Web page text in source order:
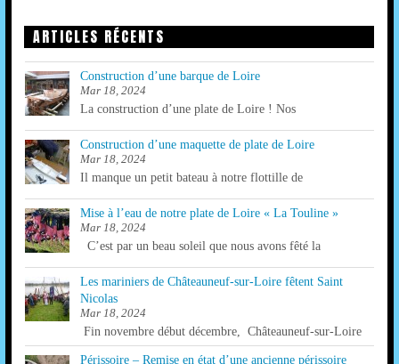
V
I
G
A
T
I
O
N
D
E
V
V
U
E
S
É
V
È
N
E
M
E
N
ARTICLES RÉCENTS
Construction d’une barque de Loire
Mar 18, 2024
La construction d’une plate de Loire ! Nos
Construction d’une maquette de plate de Loire
Mar 18, 2024
Il manque un petit bateau à notre flottille de
Mise à l’eau de notre plate de Loire « La Touline »
Mar 18, 2024
C’est par un beau soleil que nous avons fêté la
Les mariniers de Châteauneuf-sur-Loire fêtent Saint
Nicolas
Mar 18, 2024
Fin novembre début décembre, Châteauneuf-sur-Loire
Périssoire – Remise en état d’une ancienne périssoire